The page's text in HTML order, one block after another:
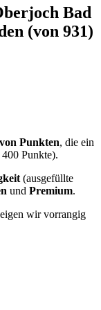
Bad
(von 931)
Punkten, die ein
Punkte).
(ausgefüllte
und Premium.
wir vorrangig